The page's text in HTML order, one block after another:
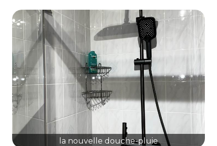
la nouvelle douche-pluie